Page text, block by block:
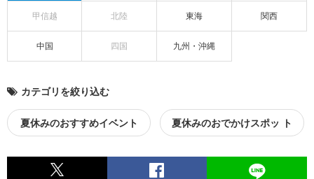
甲信越 北陸 東海 関西
中国 四国 九州・沖縄
カテゴリを絞り込む
夏休みのおすすめイベント 夏休みのおでかけスポッ ト